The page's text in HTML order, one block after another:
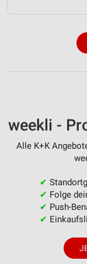
weekli -
Alle K+K
✔
✔ Folge
✔ Push-
✔
Verwendung von
personalisierter
Verwendung von
personalisierter
Messung der
Analyse von
Kombinationen
Quellen
Entwicklung und
Verwendung